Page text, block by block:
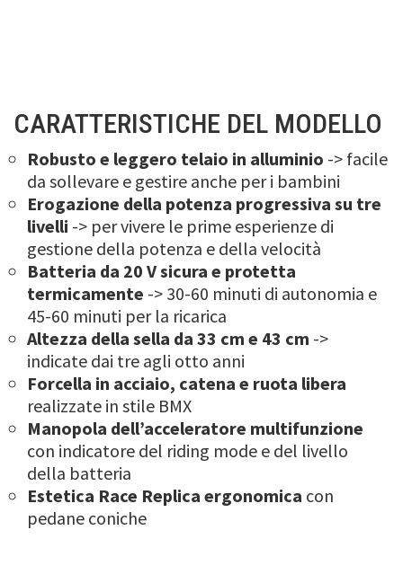
CARATTERISTICHE DEL MODELLO
Robusto e leggero telaio in alluminio -> facile
da sollevare e gestire anche per i bambini
Erogazione della potenza progressiva su tre
livelli -> per vivere le prime esperienze di
gestione della potenza e della velocità
Batteria da 20 V sicura e protetta
termicamente -> 30-60 minuti di autonomia e
45-60 minuti per la ricarica
Altezza della sella da 33 cm e 43 cm ->
indicate dai tre agli otto anni
Forcella in acciaio, catena e ruota libera
realizzate in stile BMX
Manopola dell’acceleratore multifunzione
con indicatore del riding mode e del livello
della batteria
Estetica Race Replica ergonomica con
pedane coniche